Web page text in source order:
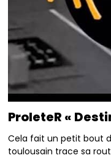
ProleteR «
Cela fait un petit bout
toulousain trace sa